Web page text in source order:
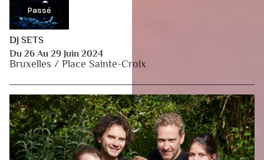
Passé
DJ SETS
Du 26 Au 29 Juin 2024
Bruxelles / Place Sainte-Croix